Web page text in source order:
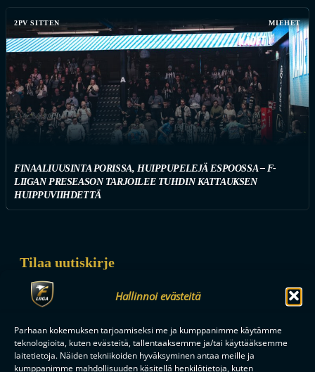
Hallinnoi evästeitä
Parhaan kokemuksen tarjoamiseksi me ja kumppanimme käytämme
teknologioita, kuten evästeitä, tallentaaksemme ja/tai käyttääksemme
laitetietoja. Näiden tekniikoiden hyväksyminen antaa meille ja
kumppanimme mahdollisuuden käsitellä henkilötietoja, kuten
2PV SITTEN MIEHET
FINAALIUUSINTA PORISSA, HUIPPUPELEJÄ ESPOOSSA – F-
LIIGAN PRESEASON TARJOILEE TUHDIN KATTAUKSEN
HUIPPUVIIHDETTÄ
Tilaa uutiskirje
Saat kirjeen noin kerran kuukaudessa F-liigakauden alusta
ratkaisuhetkiin asti.